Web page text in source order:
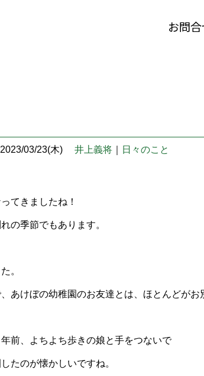
お問
03/23(木) 井上義将 日々のこと
てきましたね！
の季節でもあります。
。
あけぼの幼稚園のお友達とは、ほとんどがお
前、よちよち歩きの娘と手をつないで
たのが懐かしいですね。